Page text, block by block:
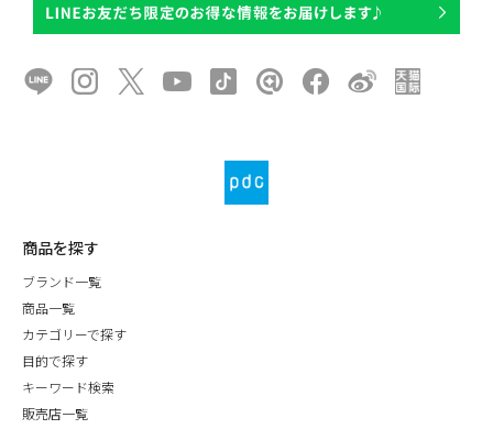
商品を探す
ブランド一覧
商品一覧
カテゴリーで探す
目的で探す
キーワード検索
販売店一覧